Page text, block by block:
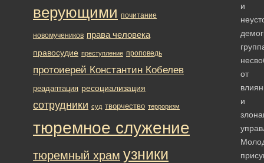
и
от
и
верующими почитание
новомучеников права человека
правосудие преступление проповедь
протоиерей Константин Кобелев
реадаптация ресоциализация
сотрудники суд творчество терроризм
тюремное служение
тюремный храм узники